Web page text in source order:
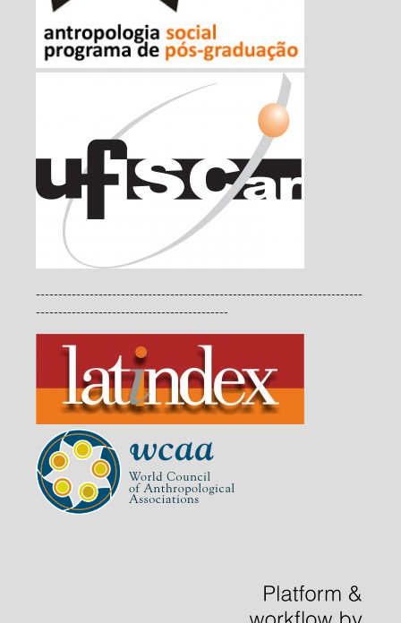
-------------------------------------------------------------------------
-------------------------------------------